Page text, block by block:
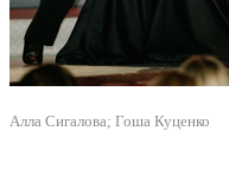
Алла Сигалова; Гоша Куценко